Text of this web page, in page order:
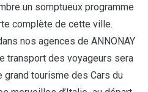
un somptueux programme
complète de cette ville.
nos agences de ANNONAY
transport des voyageurs sera
tourisme des Cars du